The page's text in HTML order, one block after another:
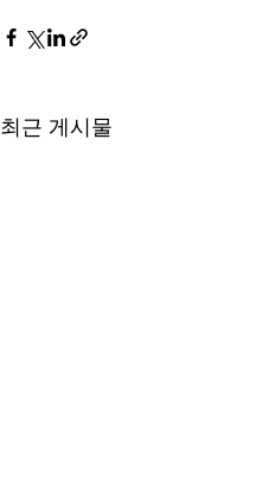
최근 게시물